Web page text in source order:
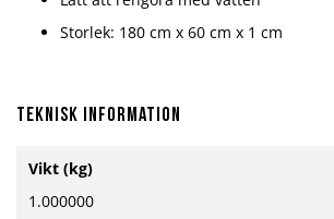
Storlek: 180 cm x 60 cm x 1 cm
Teknisk information
information
Vikt (kg)
1.000000